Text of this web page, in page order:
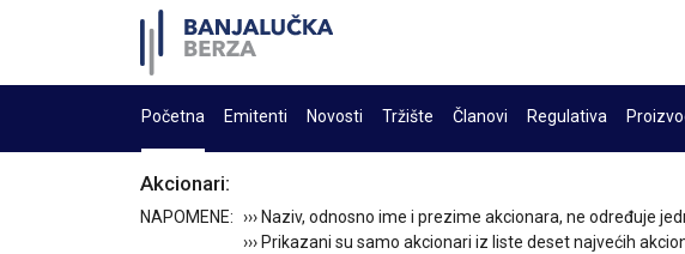
Početna Emitenti Novosti Tržište Članovi Regulativa
Akcionari:
NAPOMENE: ››› Naziv, odnosno ime i prezime akcionara, ne određuje
››› Prikazani su samo akcionari iz liste deset najvećih